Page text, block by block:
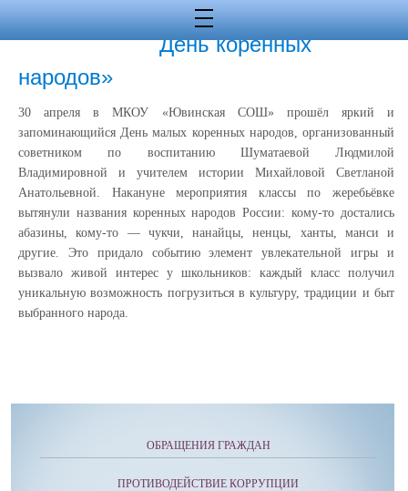
России: отмечаем
День коренных
народов»
30 апреля в МКОУ «Ювинская СОШ» прошёл яркий и
запоминающийся День малых коренных народов, организованный
советником по воспитанию Шуматаевой Людмилой
Владимировной и учителем истории Михайловой Светланой
Анатольевной. Накануне мероприятия классы по жеребьёвке
вытянули названия коренных народов России: кому‑то достались
абазины, кому‑то — чукчи, нанайцы, ненцы, ханты, манси и
другие. Это придало событию элемент увлекательной игры и
вызвало живой интерес у школьников: каждый класс получил
уникальную возможность погрузиться в культуру, традиции и быт
выбранного народа.
ОБРАЩЕНИЯ ГРАЖДАН
ПРОТИВОДЕЙСТВИЕ КОРРУПЦИИ